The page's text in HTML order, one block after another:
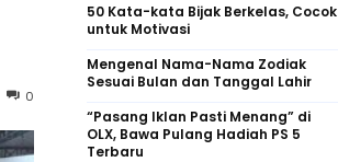
0
50 Kata-kata Bijak Berkelas, Cocok
untuk Motivasi
Mengenal Nama-Nama Zodiak
Sesuai Bulan dan Tanggal Lahir
“Pasang Iklan Pasti Menang” di
OLX, Bawa Pulang Hadiah PS 5
Terbaru